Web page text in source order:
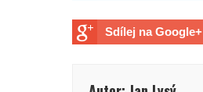
Sdílej na Google+